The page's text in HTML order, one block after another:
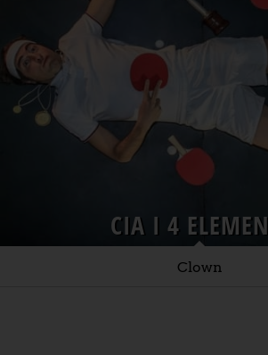
CIA I 4
Clown